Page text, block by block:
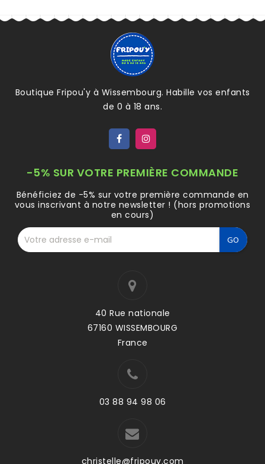
Boutique Fripou'y à Wissembourg. Habille vos enfants
de 0 à 18 ans.
-5% SUR VOTRE PREMIÈRE COMMANDE
Bénéficiez de -5% sur votre première commande en
vous inscrivant à notre newsletter ! (hors promotions
en cours)
40 Rue nationale
67160 WISSEMBOURG
France
03 88 94 98 06
christelle@fripouy.com